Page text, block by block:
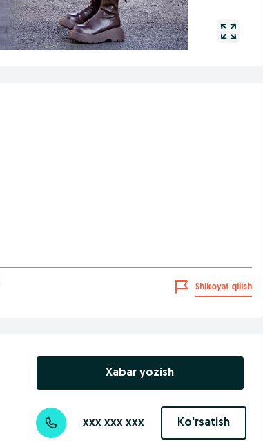
Shikoyat qilish
Xabar yozish
xxx xxx xxx Ko'rsatish